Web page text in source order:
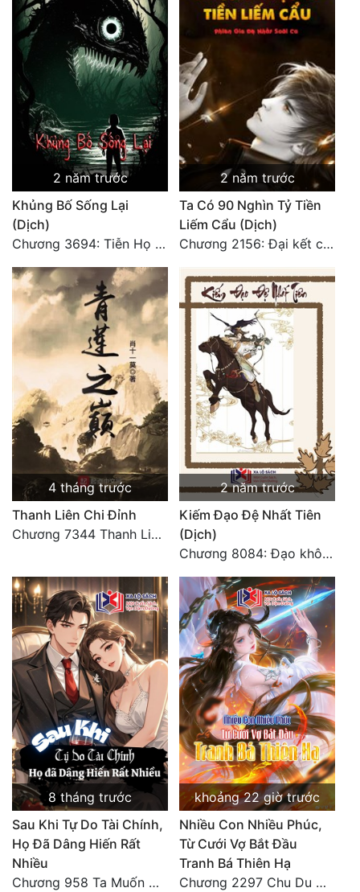
2 năm trước
Khủng Bố Sống Lại
(Dịch)
Chương 3694: Tiễn Họ Đoạn Đường Cuối - Hoàn
2 năm trước
Ta Có 90 Nghìn Tỷ Tiền
Liếm Cẩu (Dịch)
Chương 2156: Đại kết cục!!!
4 tháng trước
Thanh Liên Chi Đỉnh
Chương 7344 Thanh Liên đỉnh (Đại kết cục) (2) HẾT.
2 năm trước
Kiếm Đạo Đệ Nhất Tiên
(Dịch)
Chương 8084: Đạo không bờ bến (Đại kết cục) (10)
8 tháng trước
Sau Khi Tự Do Tài Chính,
Họ Đã Dâng Hiến Rất
Nhiều
Chương 958 Ta Muốn Cùng Các Cô Vĩnh Viễn Ở Bên Nhau (2) Hết
khoảng 22 giờ trước
Nhiều Con Nhiều Phúc,
Từ Cưới Vợ Bắt Đầu
Tranh Bá Thiên Hạ
Chương 2297 Chu Du Du mang thai